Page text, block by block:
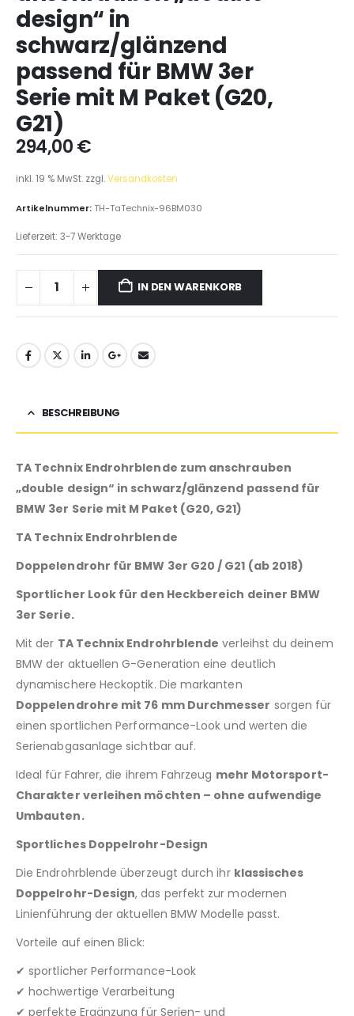
design“ in
schwarz/glänzend
passend für BMW 3er
Serie mit M Paket (G20,
G21)
294,00€
inkl. 19 % MwSt. zzgl.Versandkosten
Artikelnummer:TH-TaTechnix-96BM030
Lieferzeit: 3-7 Werktage
IN DEN WARENKORB
BESCHREIBUNG
TA Technix Endrohrblende zum anschrauben
„double design“ in schwarz/glänzend passend für
BMW 3er Serie mit M Paket (G20, G21)
TA Technix Endrohrblende
Doppelendrohr für BMW 3er G20 / G21 (ab 2018)
Sportlicher Look für den Heckbereich deiner BMW
3er Serie.
Mit der TA Technix Endrohrblende verleihst du deinem
BMW der aktuellen G-Generation eine deutlich
dynamischere Heckoptik. Die markanten
Doppelendrohre mit 76 mm Durchmesser sorgen für
einen sportlichen Performance-Look und werten die
Serienabgasanlage sichtbar auf.
Ideal für Fahrer, die ihrem Fahrzeug mehr Motorsport-
Charakter verleihen möchten – ohne aufwendige
Umbauten.
Sportliches Doppelrohr-Design
Die Endrohrblende überzeugt durch ihr klassisches
Doppelrohr-Design, das perfekt zur modernen
Linienführung der aktuellen BMW Modelle passt.
Vorteile auf einen Blick:
✔ sportlicher Performance-Look
✔ hochwertige Verarbeitung
✔ perfekte Ergänzung für Serien- und